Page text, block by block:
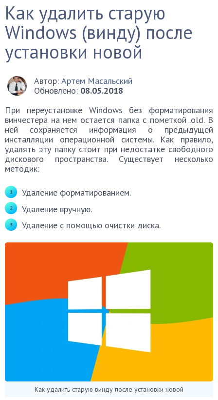
Как удалить старую
Windows (винду) после
установки новой
Автор: Артем Масальский
Обновлено: 08.05.2018
При переустановке Windows без форматирования
винчестера на нем остается папка с пометкой .old. В
ней сохраняется информация о предыдущей
инсталляции операционной системы. Как правило,
удалять эту папку стоит при недостатке свободного
дискового пространства. Существует несколько
методик:
Удаление форматированием.
Удаление вручную.
Удаление с помощью очистки диска.
Как удалить старую винду после установки новой